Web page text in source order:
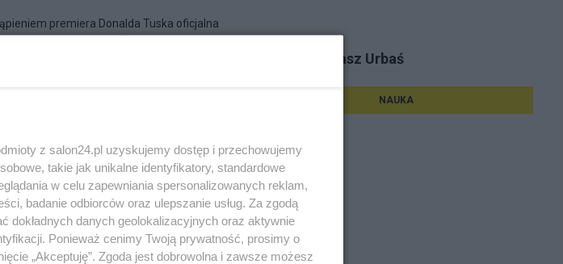
premiera Donalda Tuska oficjalna
„drugiego expose”. Śmiano się z...
Tematy Tomasz Urbaś
NAUKA
z salon24.pl uzyskujemy dostęp i przechowujemy
takie jak unikalne identyfikatory, standardowe
w celu zapewniania spersonalizowanych reklam,
badanie odbiorców oraz ulepszanie usług. Za zgodą
danych geolokalizacyjnych oraz aktywnie
Ponieważ cenimy Twoją prywatność, prosimy o
„Akceptuję”. Zgoda jest dobrowolna i zawsze możesz